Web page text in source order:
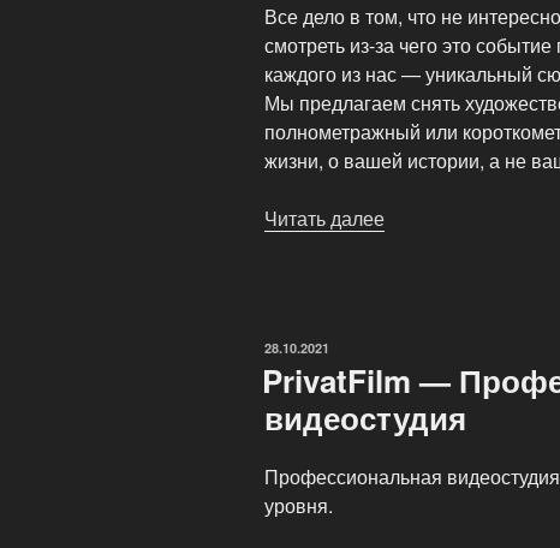
Все дело в том, что не
смотреть из-за чего это
каждого из нас — уникальный
Мы предлагаем снять
полнометражный или
жизни, о вашей истории, а не
Читать далее
вашей
жизни»
ОПУБЛИКОВАНО
28.10.2021
PrivatFilm —
видеостудия
Профессиональная
уровня.